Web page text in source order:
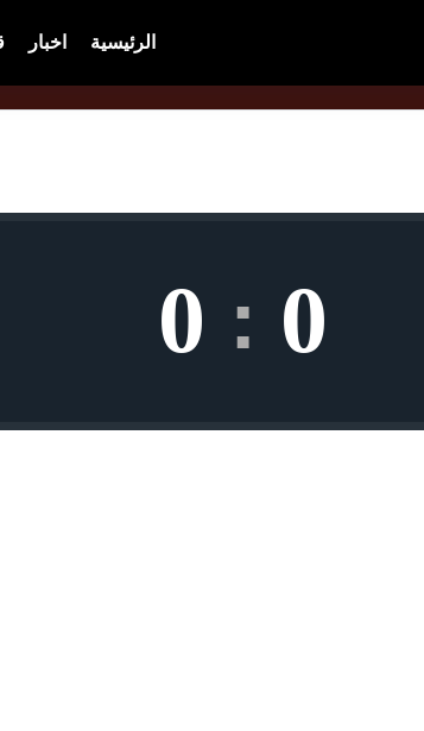
الرئيسية اخبار
0
:
0